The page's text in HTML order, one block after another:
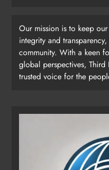
Our mission is to keep
integrity and
community. With a keen
global perspectives, Third
trusted voice for the